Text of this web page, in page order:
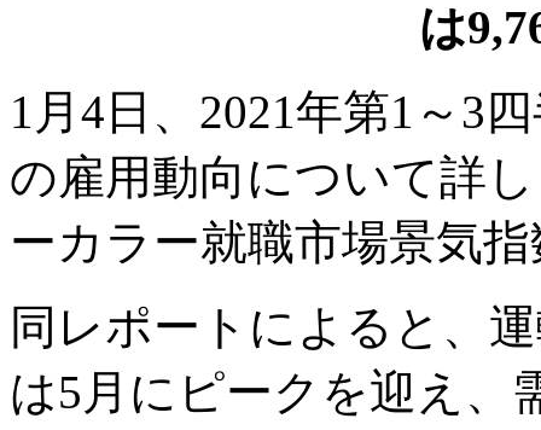
は
1月4日、2021年第1～3
の雇用動向について詳
ーカラー就職市場景気
同レポートによると、
は5月にピークを迎え、